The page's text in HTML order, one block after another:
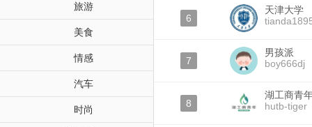
旅游
美食
情感
汽车
时尚
6
天津大学
7
男孩派
boy666dj
8
湖工商青
hutb-tiger